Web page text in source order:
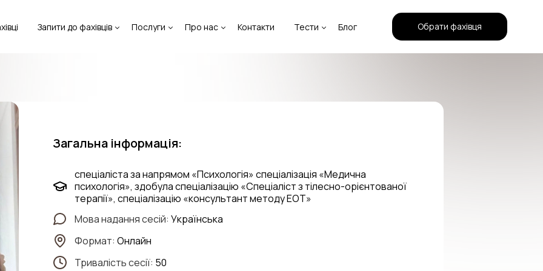
Запити до фахівців Послуги Про нас Контакти Тести Блог Обрати фахівця
Загальна інформація:
спеціаліста за напрямом «Психологія» спеціалізація «Медична
психологія», здобула спеціалізацію «Спеціаліст з тілесно-орієнтованої
терапії», спеціалізацію «консультант методу ЕОТ»
Мова надання сесій: Українська
Формат: Онлайн
Тривалість сесії: 50